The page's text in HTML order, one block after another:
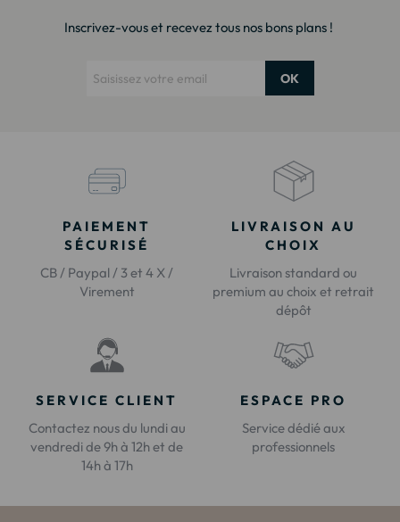
Inscrivez-vous et recevez tous nos bons plans !
OK
PAIEMENT
SÉCURISÉ
CB / Paypal / 3 et 4 X /
Virement
LIVRAISON AU
CHOIX
Livraison standard ou
premium au choix et retrait
dépôt
SERVICE CLIENT
Contactez nous du lundi au
vendredi de 9h à 12h et de
14h à 17h
ESPACE PRO
Service dédié aux
professionnels